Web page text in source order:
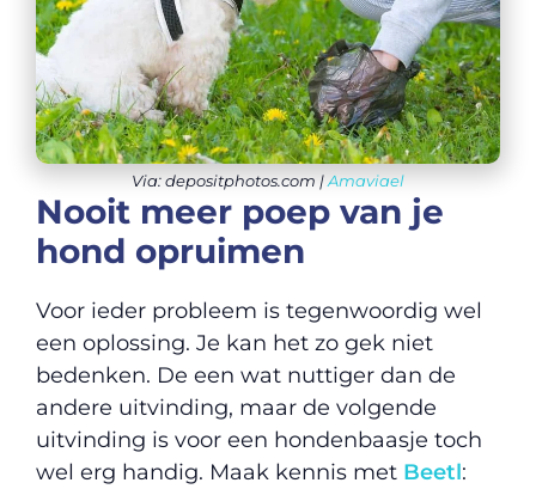
Via: depositphotos.com |Amaviael
Nooit meer poep van je
hond opruimen
Voor ieder probleem is tegenwoordig wel
een oplossing. Je kan het zo gek niet
bedenken. De een wat nuttiger dan de
andere uitvinding, maar de volgende
uitvinding is voor een hondenbaasje toch
wel erg handig. Maak kennis met Beetl: